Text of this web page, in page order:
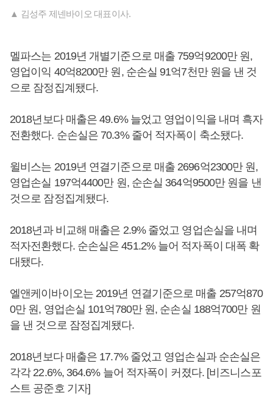
▲ 김성주 제넨바이오 대표이사.
멜파스는 2019년 개별기준으로 매출 759억9200만 원,
영업이익 40억8200만 원, 순손실 91억7천만 원을 낸 것
으로 잠정집계됐다.
2018년보다 매출은 49.6% 늘었고 영업이익을 내며 흑자
전환했다. 순손실은 70.3% 줄어 적자폭이 축소됐다.
윌비스는 2019년 연결기준으로 매출 2696억2300만 원,
영업손실 197억4400만 원, 순손실 364억9500만 원을 낸
것으로 잠정집계됐다.
2018년과 비교해 매출은 2.9% 줄었고 영업손실을 내며
적자전환했다. 순손실은 451.2% 늘어 적자폭이 대폭 확
대됐다.
엘앤케이바이오는 2019년 연결기준으로 매출 257억870
0만 원, 영업손실 101억780만 원, 순손실 188억700만 원
을 낸 것으로 잠정집계됐다.
2018년보다 매출은 17.7% 줄었고 영업손실과 순손실은
각각 22.6%, 364.6% 늘어 적자폭이 커졌다. [비즈니스포
스트 공준호 기자]